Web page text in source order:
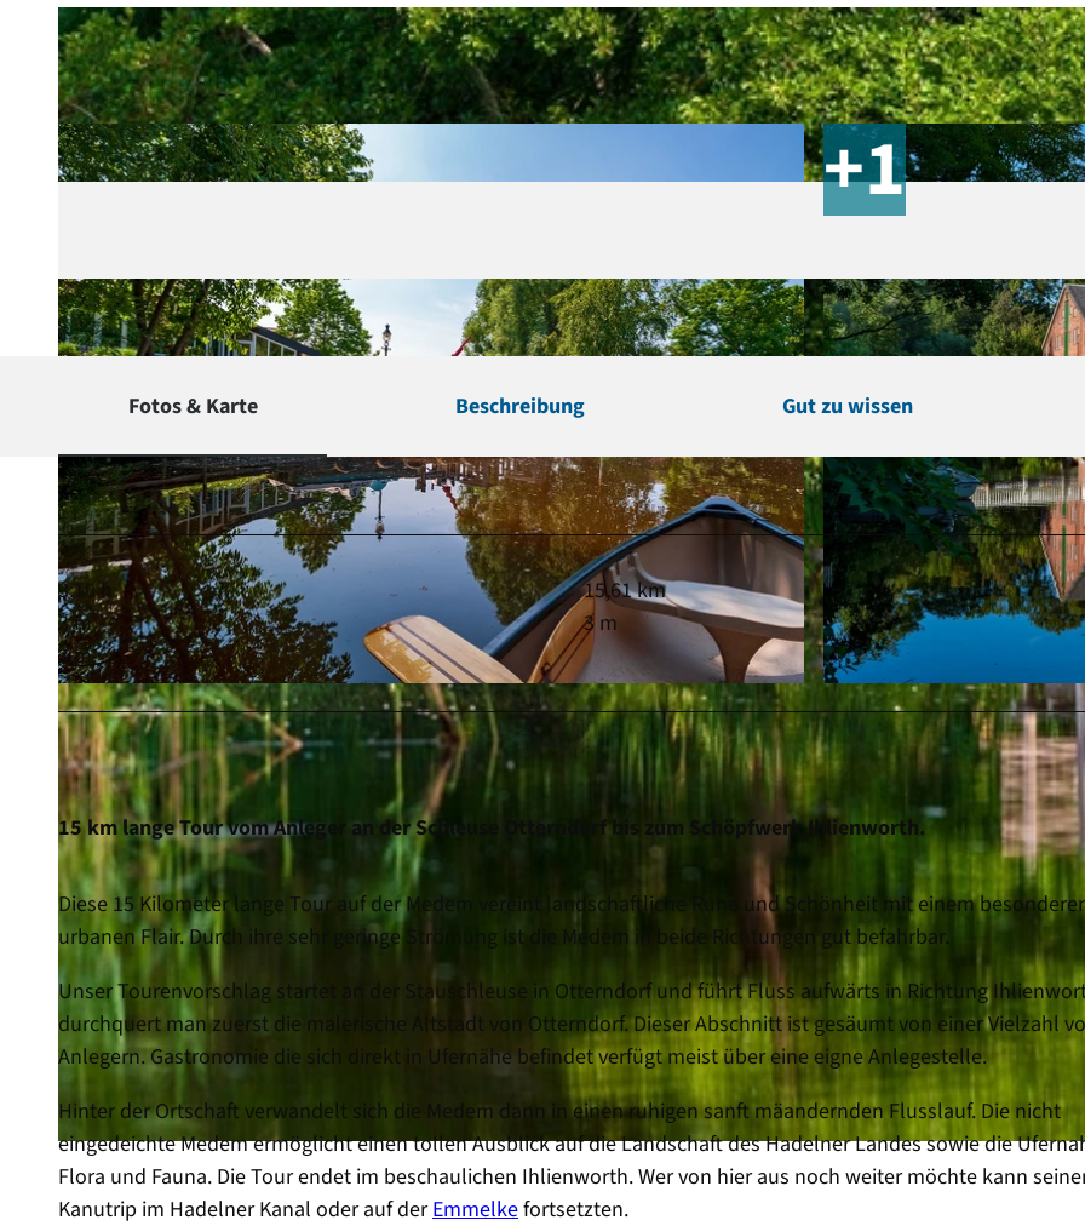
© Bernd Otten, Tourist-Information Otterndorf | CC-BY-SA
© Bernd Otten, Tourist-Information Otterndorf | CC-BY-SA © Bernd Otten, Tourist-Information Otterndorf |
Fotos & Karte Beschreibung Gut zu wissen
3:10 h
15,61 km
3 m
3 m
3 m
15 km lange Tour vom Anleger an der Schleuse Otterndorf bis zum Schöpfwerk Ihlienworth.
Diese 15 Kilometer lange Tour auf der Medem vereint landschaftliche Ruhe und Schönheit mit einem
urbanen Flair. Durch ihre sehr geringe Strömung ist die Medem in beide Richtungen gut befahrbar.
Unser Tourenvorschlag startet an der Stauschleuse in Otterndorf und führt Fluss aufwärts in Richtung
durchquert man zuerst die malerische Altstadt von Otterndorf. Dieser Abschnitt ist gesäumt von einer Vielzahl
Anlegern. Gastronomie die sich direkt in Ufernähe befindet verfügt meist über eine eigne Anlegestelle.
Hinter der Ortschaft verwandelt sich die Medem dann in einen ruhigen sanft mäandernden Flusslauf. Die nicht
eingedeichte Medem ermöglicht einen tollen Ausblick auf die Landschaft des Hadelner Landes sowie die
Flora und Fauna. Die Tour endet im beschaulichen Ihlienworth. Wer von hier aus noch weiter möchte kann
Kanutrip im Hadelner Kanal oder auf derEmmelkefortsetzten.